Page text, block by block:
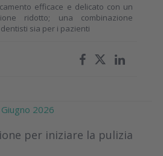
efficace e delicato con un
ridotto; una combinazione
sia per i pazienti
2026
per iniziare la pulizia